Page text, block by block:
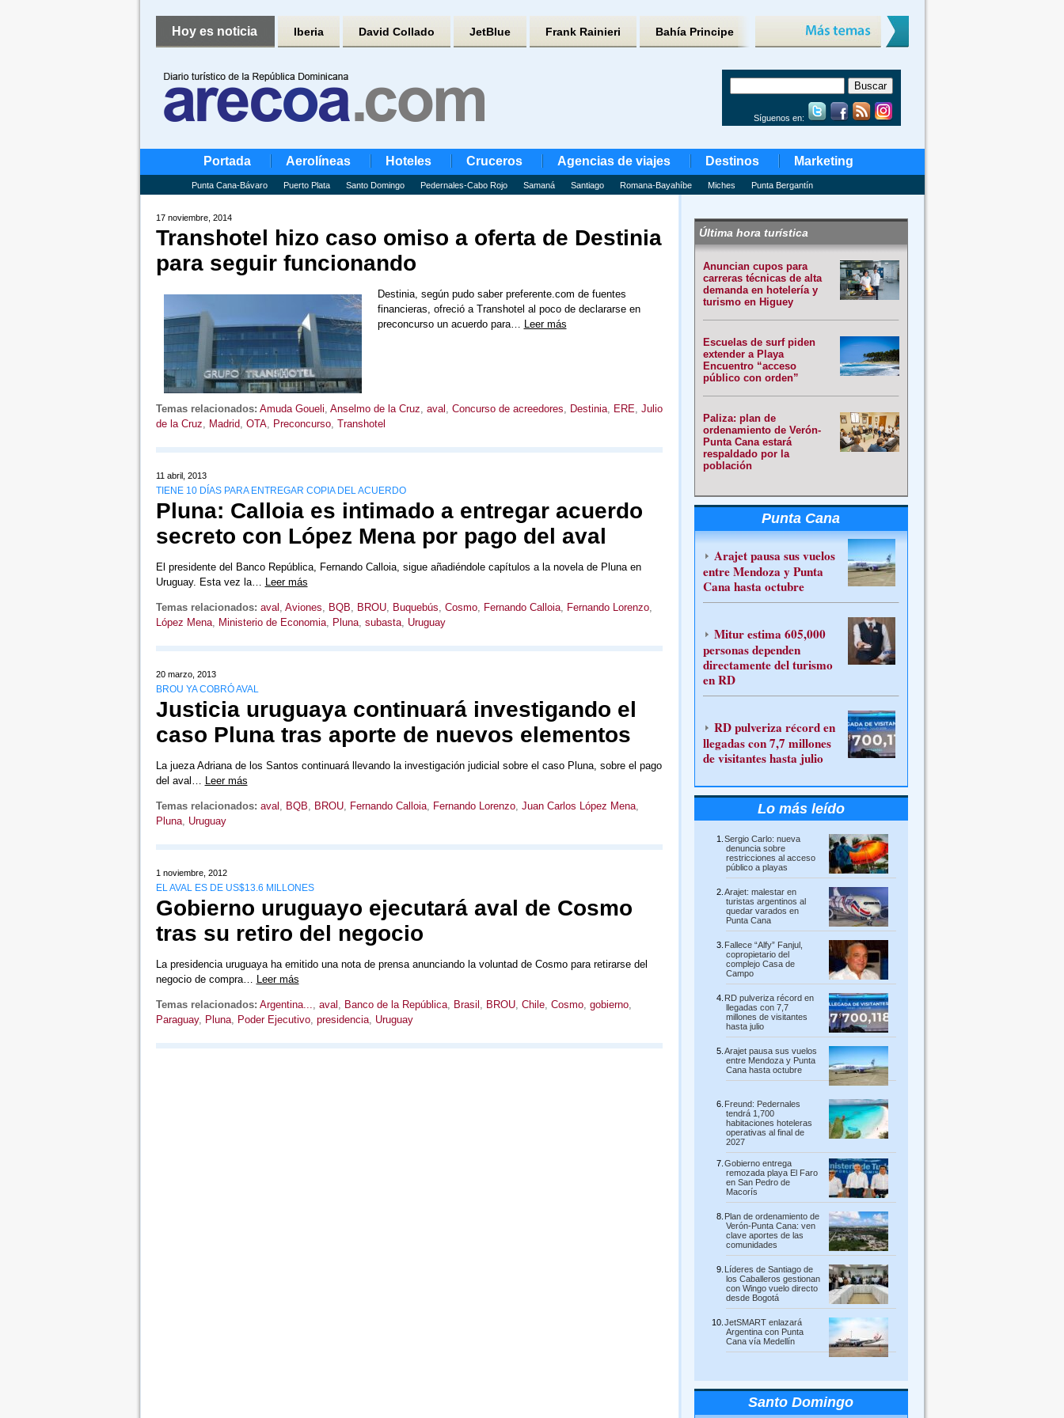
Hoy es noticia Iberia David Collado JetBlue Frank Rainieri Bahía Principe
Síguenos en:
Portada Aerolíneas Hoteles Cruceros Agencias de viajes Destinos Marketing
Punta Cana-Bávaro Puerto Plata Santo Domingo Pedernales-Cabo Rojo Samaná Santiago Romana-Bayahíbe Miches Punta Bergantín
17 noviembre, 2014
Transhotel hizo caso omiso a oferta de Destinia
para seguir funcionando
Destinia, según pudo saber preferente.com de fuentes
financieras, ofreció a Transhotel al poco de declararse en
preconcurso un acuerdo para… Leer más
Temas relacionados: Amuda Goueli, Anselmo de la Cruz, aval , Concurso de acreedores, Destinia, ERE, Julio
de la Cruz, Madrid, OTA, Preconcurso, Transhotel
11 abril, 2013
TIENE 10 DÍAS PARA ENTREGAR COPIA DEL ACUERDO
Pluna: Calloia es intimado a entregar acuerdo
secreto con López Mena por pago del aval
El presidente del Banco República, Fernando Calloia, sigue añadiéndole capítulos a la novela de Pluna en
Uruguay. Esta vez la… Leer más
Temas relacionados: aval , Aviones, BQB, BROU, Buquebús, Cosmo, Fernando Calloia, Fernando Lorenzo,
López Mena, Ministerio de Economia, Pluna, subasta, Uruguay
20 marzo, 2013
BROU YA COBRÓ AVAL
Justicia uruguaya continuará investigando el
caso Pluna tras aporte de nuevos elementos
La jueza Adriana de los Santos continuará llevando la investigación judicial sobre el caso Pluna, sobre el pago
del aval… Leer más
Temas relacionados: aval , BQB, BROU, Fernando Calloia, Fernando Lorenzo, Juan Carlos López Mena,
Pluna, Uruguay
1 noviembre, 2012
EL AVAL ES DE US$13.6 MILLONES
Gobierno uruguayo ejecutará aval de Cosmo
tras su retiro del negocio
La presidencia uruguaya ha emitido una nota de prensa anunciando la voluntad de Cosmo para retirarse del
negocio de compra… Leer más
Temas relacionados: Argentina..., aval , Banco de la República, Brasil , BROU, Chile, Cosmo, gobierno,
Paraguay, Pluna, Poder Ejecutivo, presidencia, Uruguay
Última hora turística
Anuncian cupos para
carreras técnicas de alta
demanda en hotelería y
turismo en Higuey
Escuelas de surf piden
extender a Playa
Encuentro “acceso
público con orden”
Paliza: plan de
ordenamiento de Verón-
Punta Cana estará
respaldado por la
población
Punta Cana
Arajet pausa sus vuelos
entre Mendoza y Punta
Cana hasta octubre
Mitur estima 605,000
personas dependen
directamente del turismo
en RD
RD pulveriza récord en
llegadas con 7,7 millones
de visitantes hasta julio
Lo más leído
Sergio Carlo: nueva
denuncia sobre
restricciones al acceso
público a playas
Arajet: malestar en
turistas argentinos al
quedar varados en
Punta Cana
Fallece “Alfy” Fanjul,
copropietario del
complejo Casa de
Campo
RD pulveriza récord en
llegadas con 7,7
millones de visitantes
hasta julio
Arajet pausa sus vuelos
entre Mendoza y Punta
Cana hasta octubre
Freund: Pedernales
tendrá 1,700
habitaciones hoteleras
operativas al final de
2027
Gobierno entrega
remozada playa El Faro
en San Pedro de
Macorís
Plan de ordenamiento de
Verón-Punta Cana: ven
clave aportes de las
comunidades
Líderes de Santiago de
los Caballeros gestionan
con Wingo vuelo directo
desde Bogotá
JetSMART enlazará
Argentina con Punta
Cana vía Medellín
Santo Domingo